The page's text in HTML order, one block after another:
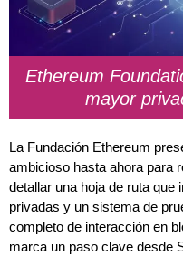
Ethereum
mayor
La Fundación Ethereum
ambicioso hasta ahora para
detallar una hoja de ruta
privadas y un sistema de
completo de interacción en
marca un paso clave desde